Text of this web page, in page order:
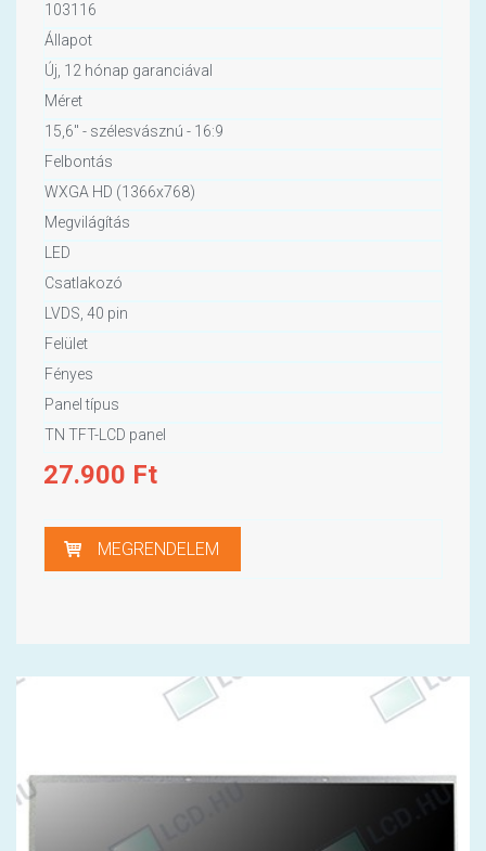
103116
Állapot
Új, 12 hónap garanciával
Méret
15,6" - szélesvásznú - 16:9
Felbontás
WXGA HD (1366x768)
Megvilágítás
LED
Csatlakozó
LVDS, 40 pin
Felület
Fényes
Panel típus
TN TFT-LCD panel
27.900 Ft
MEGRENDELEM